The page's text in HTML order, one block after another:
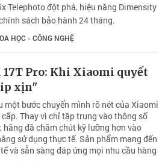
Telephoto đột phá, hiệu năng Dimensity
sách bảo hành 24 tháng.
HỌC - CÔNG NGHỆ
Pro: Khi Xiaomi quyết
xịn"
một bước chuyển mình rõ nét của Xiaomi
Thay vì chỉ tập trung vào thông số
hãng đã chăm chút kỹ lưỡng hơn vào
sử dụng thực tế. Sản phẩm mang đến
và sẵn sàng đáp ứng mọi nhu cầu hàng